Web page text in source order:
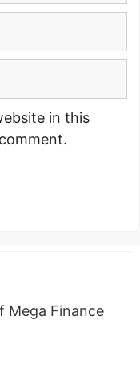
in this
Mega Finance